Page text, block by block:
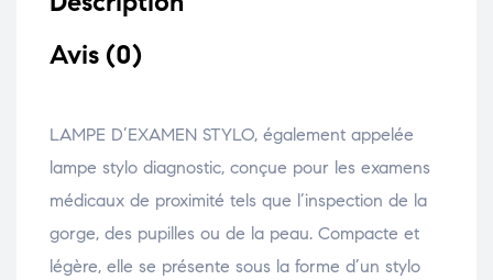
Avis (0)
LAMPE D’EXAMEN STYLO, également appelée
lampe stylo diagnostic, conçue pour les examens
médicaux de proximité tels que l’inspection de la
gorge, des pupilles ou de la peau. Compacte et
légère, elle se présente sous la forme d’un stylo